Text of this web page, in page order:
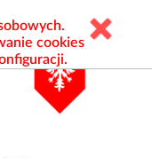
cookies